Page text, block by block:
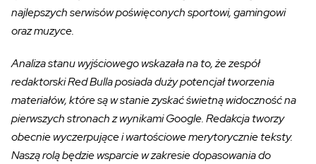
najlepszych serwisów poświęconych sportowi, gamingowi
oraz muzyce.
Analiza stanu wyjściowego wskazała na to, że zespół
redaktorski Red Bulla posiada duży potencjał tworzenia
materiałów, które są w stanie zyskać świetną widoczność na
pierwszych stronach z wynikami Google. Redakcja tworzy
obecnie wyczerpujące i wartościowe merytorycznie teksty.
Naszą rolą będzie wsparcie w zakresie dopasowania do